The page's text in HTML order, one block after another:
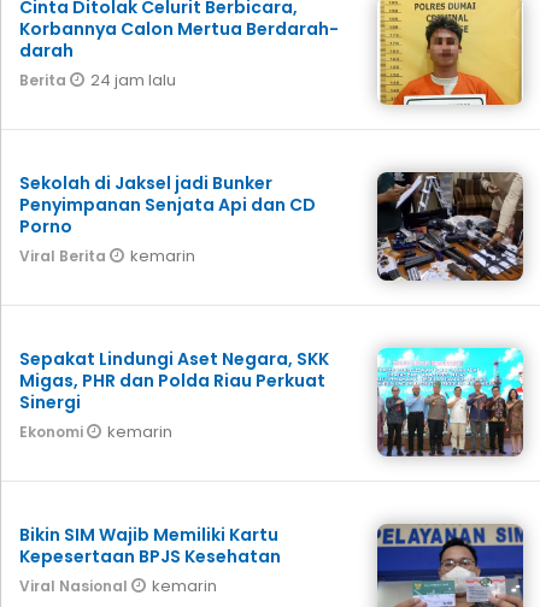
Cinta Ditolak Celurit Berbicara,
Korbannya Calon Mertua Berdarah-
darah
Berita 24 jam lalu
Sekolah di Jaksel jadi Bunker
Penyimpanan Senjata Api dan CD
Porno
Viral Berita kemarin
Sepakat Lindungi Aset Negara, SKK
Migas, PHR dan Polda Riau Perkuat
Sinergi
Ekonomi kemarin
Bikin SIM Wajib Memiliki Kartu
Kepesertaan BPJS Kesehatan
Viral Nasional kemarin